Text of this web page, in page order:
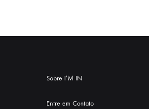
Sobre I’M IN
Entre em Contato